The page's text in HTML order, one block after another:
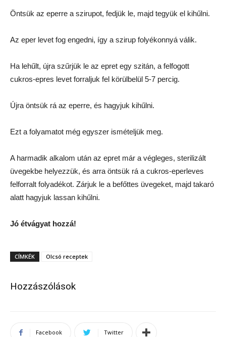
Öntsük az eperre a szirupot, fedjük le, majd tegyük el kihűlni.
Az eper levet fog engedni, így a szirup folyékonnyá válik.
Ha lehűlt, újra szűrjük le az epret egy szitán, a felfogott
cukros-epres levet forraljuk fel körülbelül 5-7 percig.
Újra öntsük rá az eperre, és hagyjuk kihűlni.
Ezt a folyamatot még egyszer ismételjük meg.
A harmadik alkalom után az epret már a végleges, sterilizált
üvegekbe helyezzük, és arra öntsük rá a cukros-eperleves
felforralt folyadékot. Zárjuk le a befőttes üvegeket, majd takaró
alatt hagyjuk lassan kihűlni.
Jó étvágyat hozzá!
CÍMKÉK Olcsó receptek
Hozzászólások
Facebook Twitter